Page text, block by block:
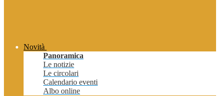
Novità
Panoramica
Le notizie
Le circolari
Calendario eventi
Albo online